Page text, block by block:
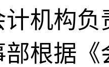
机构
根据